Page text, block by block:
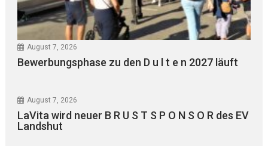
August 7, 2026
Bewerbungsphase zu den D u l t e n 2027 läuft
August 7, 2026
LaVita wird neuer B R U S T S P O N S O R des EV
Landshut